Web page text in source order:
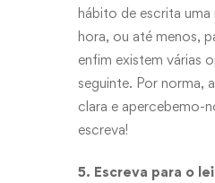
hábito de escrita
hora, ou até menos,
enfim existem várias
seguinte. Por norma,
clara e apercebemo-
escreva!
5. Escreva para o